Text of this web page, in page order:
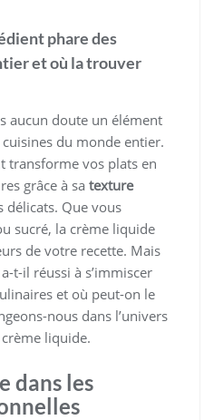
phare des
et où la trouver
aucun doute un élément
du monde entier.
transforme vos plats en
grâce à sa texture
délicats. Que vous
sucré, la crème liquide
de votre recette. Mais
t-il réussi à s’immiscer
et où peut-on le
nous dans l’univers
liquide.
dans les